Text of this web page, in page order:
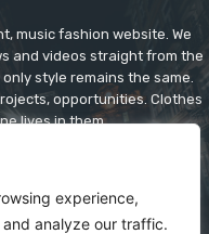
experience,
analyze our traffic.
music fashion website. We
and videos straight from the
style remains the same.
opportunities. Clothes
lives in them.